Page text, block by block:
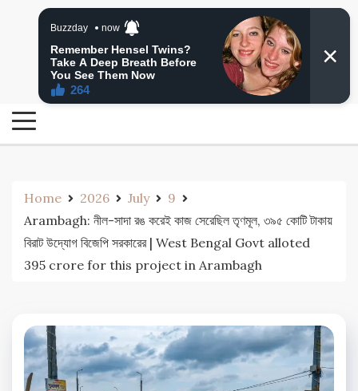
24 Ghanta Bangla News
24 Ghanta Bengali News
Home 2026 July
9
Arambagh: নীল-সাদা রঙ করেই কাজ সেরেছিল তৃণমূল, ৩৯৫ কোটি টাকায়
বিরাট উদ্যোগ বিজেপি সরকারের | West Bengal Govt alloted
395 crore for this project in Arambagh